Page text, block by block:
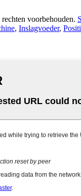
voorbehouden.
, Inslagvoeder,